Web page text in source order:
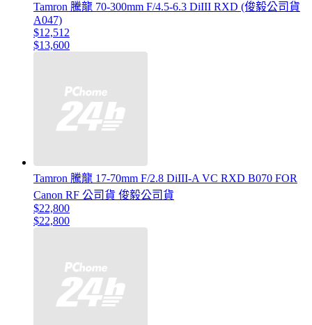
Tamron 騰龍 70-300mm F/4.5-6.3 DiIII RXD (俊毅公司貨
A047)
$12,512
$13,600
Tamron 騰龍 17-70mm F/2.8 DiIII-A VC RXD B070 FOR
Canon RF 公司貨 俊毅公司貨
$22,800
$22,800